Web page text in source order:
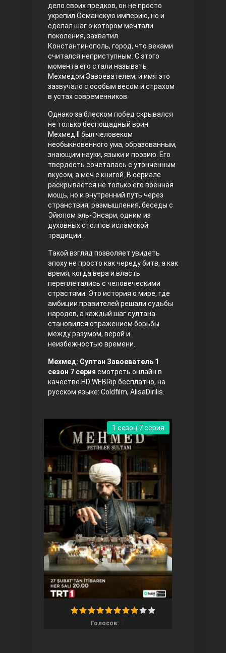
Любовь напрокат
Воскресший Эртугрул
Три сестры
Ветреный холм
Ты назови
Запретный плод
дело своих предков, он не просто
укрепил Османскую империю, но и
сделал шаг о котором мечтали
поколения, захватил
Константинополь, город, что веками
считался неприступным. С этого
момента его стали называть
Мехмедом Завоевателем, и имя это
зазвучало с особым весом и страхом
в устах современников.
Однако за блеском побед скрывался
не только беспощадный воин.
Мехмед II был человеком
необыкновенного ума, образованным,
знающим науки, языки и поэзию. Его
твердость сочеталась с утончённым
вкусом, а меч с книгой. В сериале
раскрывается не только его военная
мощь, но и внутренний путь через
странствия, размышления, беседы с
Эйюпом эль-Энсари, одним из
духовных столпов исламской
традиции.
Такой взгляд позволяет увидеть
эпоху не просто как череду битв, а как
время, когда вера и власть
переплетались с человеческими
страстями. Это история о мире, где
амбиции правителей решали судьбы
народов, а каждый шаг султана
становился отражением борьбы
между разумом, верой и
неизбежностью времени.
Мехмед: Султан Завоеватель 1
сезон 7 серия смотреть онлайн в
качестве HD WEBRip бесплатно, на
русском языке: Coldfilm, AlisaDirilis.
Голосов:
1 сезон 7 серия